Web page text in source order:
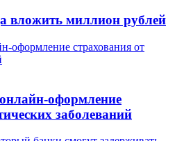
вложить миллион рублей
оформление страхования от
оформление
заболеваний